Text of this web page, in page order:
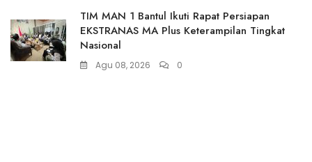
TIM MAN 1 Bantul Ikuti Rapat Persiapan
EKSTRANAS MA Plus Keterampilan Tingkat
Nasional
Agu 08, 2026 0